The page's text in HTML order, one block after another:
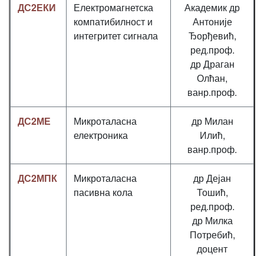
ДС2ЕКИ
Електромагнетска
компатибилност и
интегритет сигнала
Академик др
Антоније
Ђорђевић,
ред.проф.
др Драган
Олћан,
ванр.проф.
ДС2МЕ
Микроталасна
електроника
др Милан
Илић,
ванр.проф.
ДС2МПК
Микроталасна
пасивна кола
др Дејан
Тошић,
ред.проф.
др Милка
Потребић,
доцент